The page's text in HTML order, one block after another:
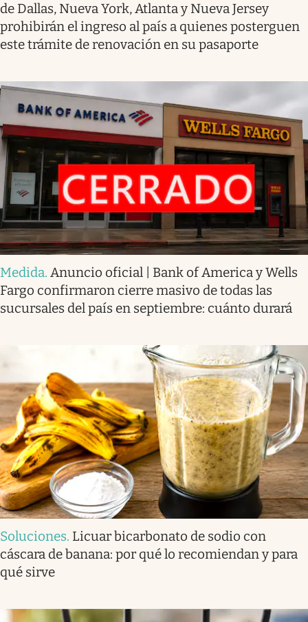
de Dallas, Nueva York, Atlanta y Nueva Jersey
prohibirán el ingreso al país a quienes posterguen
este trámite de renovación en su pasaporte
Medida. Anuncio oficial | Bank of America y Wells
Fargo confirmaron cierre masivo de todas las
sucursales del país en septiembre: cuánto durará
Soluciones. Licuar bicarbonato de sodio con
cáscara de banana: por qué lo recomiendan y para
qué sirve